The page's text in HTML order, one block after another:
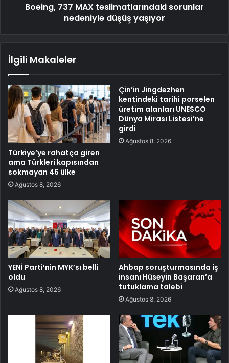
Boeing, 737 MAX teslimatlarındaki sorunlar
nedeniyle düşüş yaşıyor
İlgili Makaleler
Türkiye’ye rahatça giren
ama Türkleri kapısından
sokmayan 46 ülke
Ağustos 8, 2026
Çin’in Jingdezhen
kentindeki tarihi porselen
üretim alanları UNESCO
Dünya Mirası Listesi’ne
girdi
Ağustos 8, 2026
YENİ Parti’nin MYK’sı belli
oldu
Ağustos 8, 2026
Ahbap soruşturmasında iş
insanı Hüseyin Başaran’a
tutuklama talebi
Ağustos 8, 2026